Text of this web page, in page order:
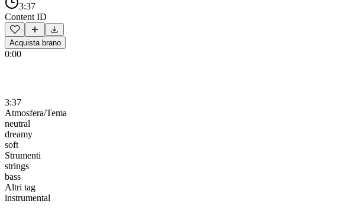
3:37
Content ID
Acquista brano
0:00
3:37
Atmosfera/Tema
neutral
dreamy
soft
Strumenti
strings
bass
Altri tag
instrumental